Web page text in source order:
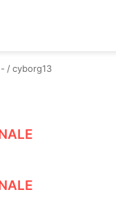
/cyborg13